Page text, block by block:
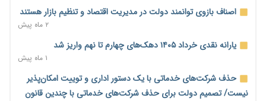
امضای تفاهم‌نامه تجاری ایران و پاکستان؛ هدف‌گذاری تجارت ۱۰
اختیارات جدید گمرکات برای تمدید ورود موقت کالا و خودرو تا
پایان شهریور ابلاغ شد
۱ روز پیش
اصناف بازوی توانمند دولت در مدیریت اقتصاد و تنظیم بازار هستند
۲ ماه پیش
یارانه نقدی خرداد ۱۴۰۵ دهک‌های چهارم تا نهم واریز شد
۱ ماه پیش
حذف شرکت‌های خدماتی با یک دستور اداری و توییت امکان‌پذیر
نیست/ تصمیم دولت برای حذف شرکت‌های خدماتی با چندین قانون